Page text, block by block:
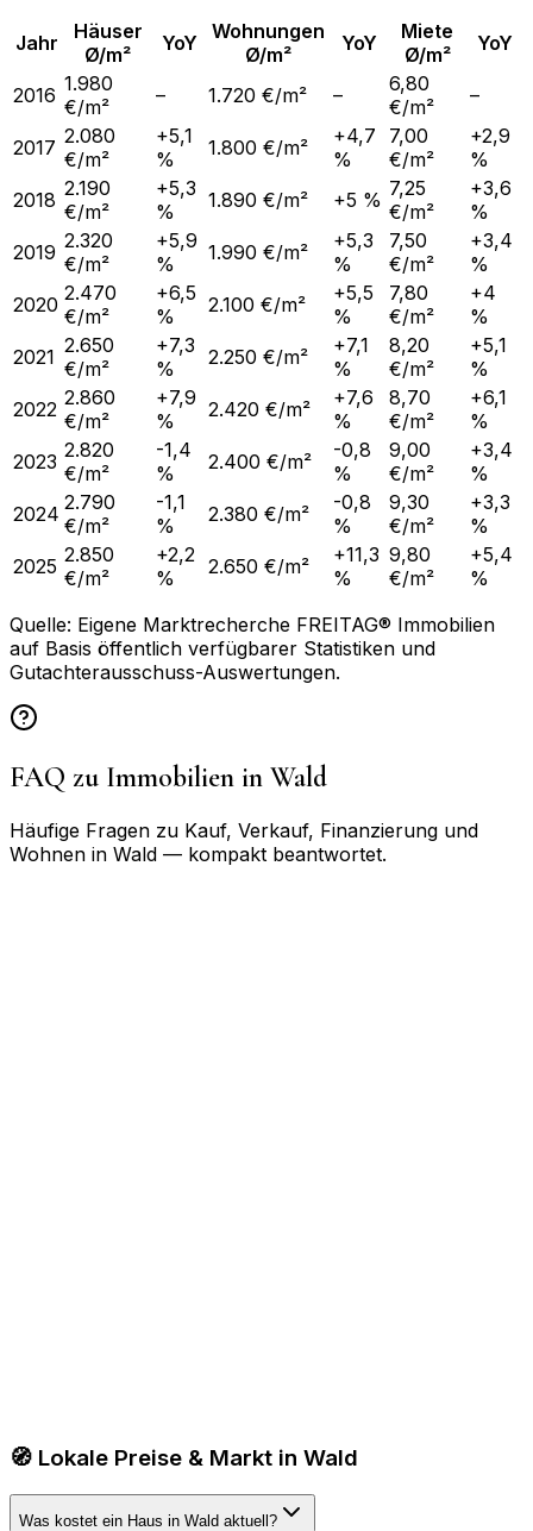
Jahr
Häuser
Ø/m²
YoY
Wohnungen
Ø/m²
YoY
Miete
Ø/m²
YoY
2016 1.980
€/m²
– 1.720 €/m² –
6,80
€/m²
–
2017 2.080
€/m²
+5,1
%
1.800 €/m²
+4,7
%
7,00
€/m²
+2,9
%
2018 2.190
€/m²
+5,3
%
1.890 €/m² +5 % 7,25
€/m²
+3,6
%
2019 2.320
€/m²
+5,9
%
1.990 €/m²
+5,3
%
7,50
€/m²
+3,4
%
2020 2.470
€/m²
+6,5
%
2.100 €/m²
+5,5
%
7,80
€/m²
+4
%
2021 2.650
€/m²
+7,3
%
2.250 €/m²
+7,1
%
8,20
€/m²
+5,1
%
2022 2.860
€/m²
+7,9
%
2.420 €/m²
+7,6
%
8,70
€/m²
+6,1
%
2023 2.820
€/m²
-1,4
%
2.400 €/m²
-0,8
%
9,00
€/m²
+3,4
%
2024 2.790
€/m²
-1,1
%
2.380 €/m²
-0,8
%
9,30
€/m²
+3,3
%
2025 2.850
€/m²
+2,2
%
2.650 €/m²
+11,3
%
9,80
€/m²
+5,4
%
Quelle: Eigene Marktrecherche FREITAG® Immobilien
auf Basis öffentlich verfügbarer Statistiken und
Gutachterausschuss-Auswertungen.
FAQ zu Immobilien in Wald
Häufige Fragen zu Kauf, Verkauf, Finanzierung und
Wohnen in Wald — kompakt beantwortet.
🧭 Lokale Preise & Markt in Wald
Was kostet ein Haus in Wald aktuell?